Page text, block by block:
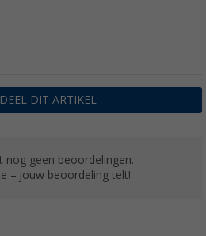
DIT ARTIKEL
nog geen beoordelingen.
– jouw beoordeling telt!